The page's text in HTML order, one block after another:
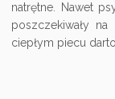
natrętne. Nawet
poszczekiwały
ciepłym piecu